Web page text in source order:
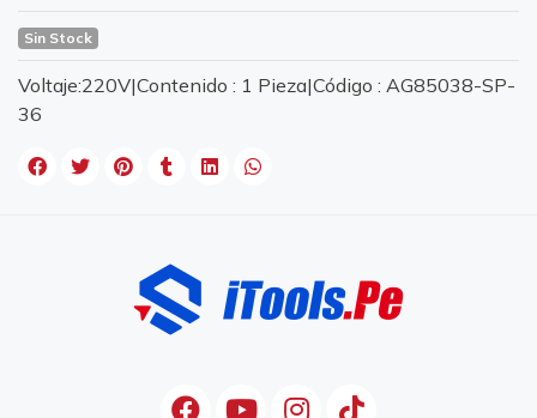
Sin Stock
Voltaje:220V|Contenido : 1 Pieza|Código : AG85038-SP-
36